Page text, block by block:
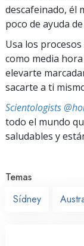
descafeinado, él
poco de ayuda
Usa los
como media
elevarte
sacarte a ti
Scientologists
todo el mundo
saludables y
Temas
Sídney